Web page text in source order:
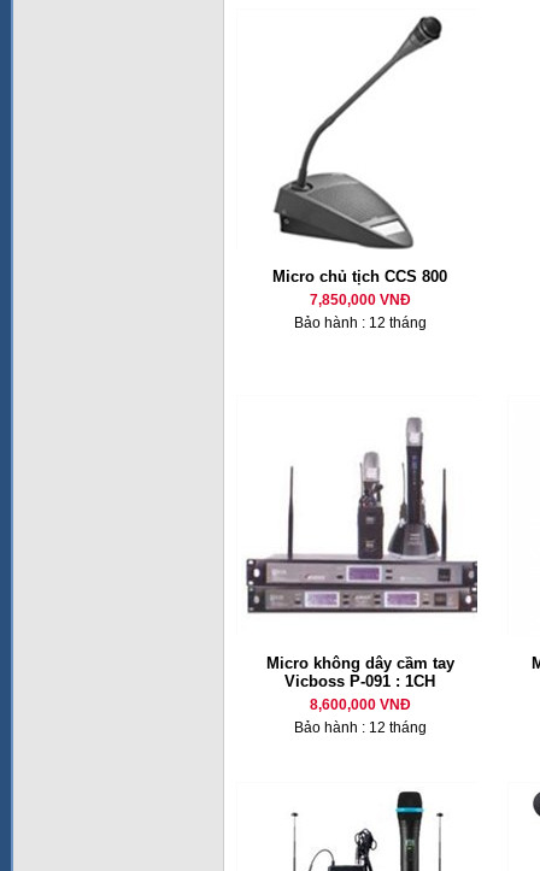
Micro chủ tịch CCS 800
7,850,000 VNĐ
Bảo hành : 12 tháng
Micro không dây cầm tay
Vicboss P-091 : 1CH
8,600,000 VNĐ
Bảo hành : 12 tháng